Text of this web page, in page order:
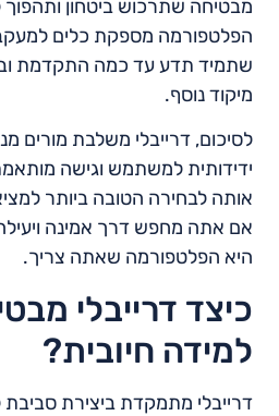
מבטיחה שתרכוש ביטחון ותהפוך
הפלטפורמה מספקת כלים
שתמיד תדע עד כמה התקדמת
מיקוד נוסף.
לסיכום, דרייבלי משלבת מורים
ידידותית למשתמש וגישה
אותה לבחירה הטובה ביותר
אם אתה מחפש דרך אמינה ויעילה
היא הפלטפורמה שאתה צריך.
כיצד דרייבלי
למידה חיובית?
דרייבלי מתמקדת ביצירת סביבת